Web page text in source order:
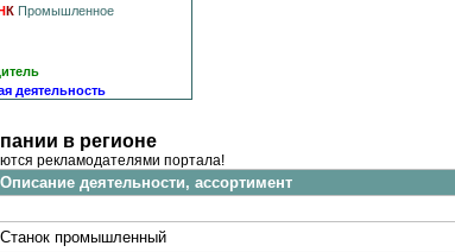
К Промышленное
деятельность
в регионе
рекламодателями портала!
Описание деятельности, ассортимент
Станок промышленный